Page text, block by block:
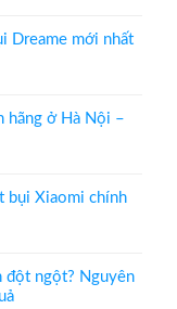
Dreame mới nhất
hãng ở Hà Nội –
bụi Xiaomi chính
đột ngột? Nguyên